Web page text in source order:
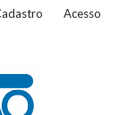
Acesso